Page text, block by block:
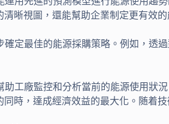
晰視圖，還能幫助企業制定更有效
定最佳的能源採購策略。例如，透
工廠監控和分析當前的能源使用狀
時，達成經濟效益的最大化。随着